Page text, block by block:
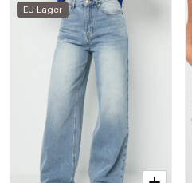
EU-Lager